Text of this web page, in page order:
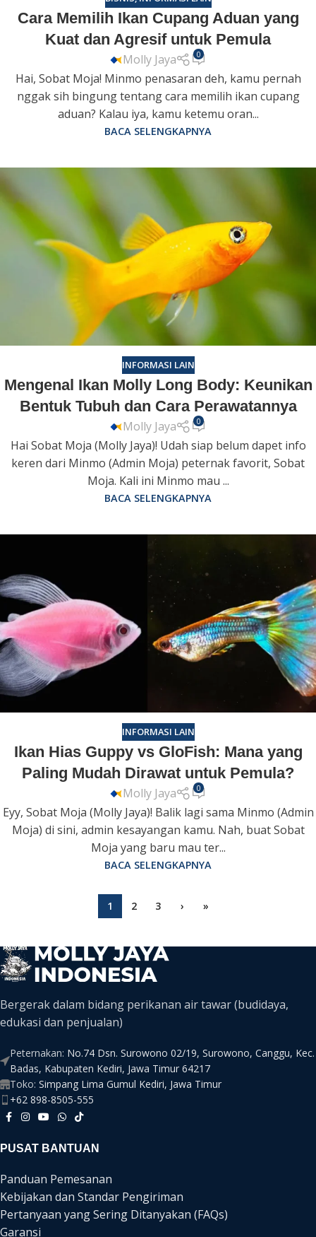
Cara Memilih Ikan Cupang Aduan yang
Kuat dan Agresif untuk Pemula
Molly Jaya 0
Hai, Sobat Moja! Minmo penasaran deh, kamu pernah
nggak sih bingung tentang cara memilih ikan cupang
aduan? Kalau iya, kamu ketemu oran...
BACA SELENGKAPNYA
INFORMASI LAIN
Mengenal Ikan Molly Long Body: Keunikan
Bentuk Tubuh dan Cara Perawatannya
Molly Jaya 0
Hai Sobat Moja (Molly Jaya)! Udah siap belum dapet info
keren dari Minmo (Admin Moja) peternak favorit, Sobat
Moja. Kali ini Minmo mau ...
BACA SELENGKAPNYA
INFORMASI LAIN
Ikan Hias Guppy vs GloFish: Mana yang
Paling Mudah Dirawat untuk Pemula?
Molly Jaya 0
Eyy, Sobat Moja (Molly Jaya)! Balik lagi sama Minmo (Admin
Moja) di sini, admin kesayangan kamu. Nah, buat Sobat
Moja yang baru mau ter...
BACA SELENGKAPNYA
1 2 3 › »
Bergerak dalam bidang perikanan air tawar (budidaya,
edukasi dan penjualan)
Peternakan: No.74 Dsn. Surowono 02/19, Surowono, Canggu, Kec.
Badas, Kabupaten Kediri, Jawa Timur 64217
Toko: Simpang Lima Gumul Kediri, Jawa Timur
+62 898-8505-555
PUSAT BANTUAN
Panduan Pemesanan
Kebijakan dan Standar Pengiriman
Pertanyaan yang Sering Ditanyakan (FAQs)
Garansi